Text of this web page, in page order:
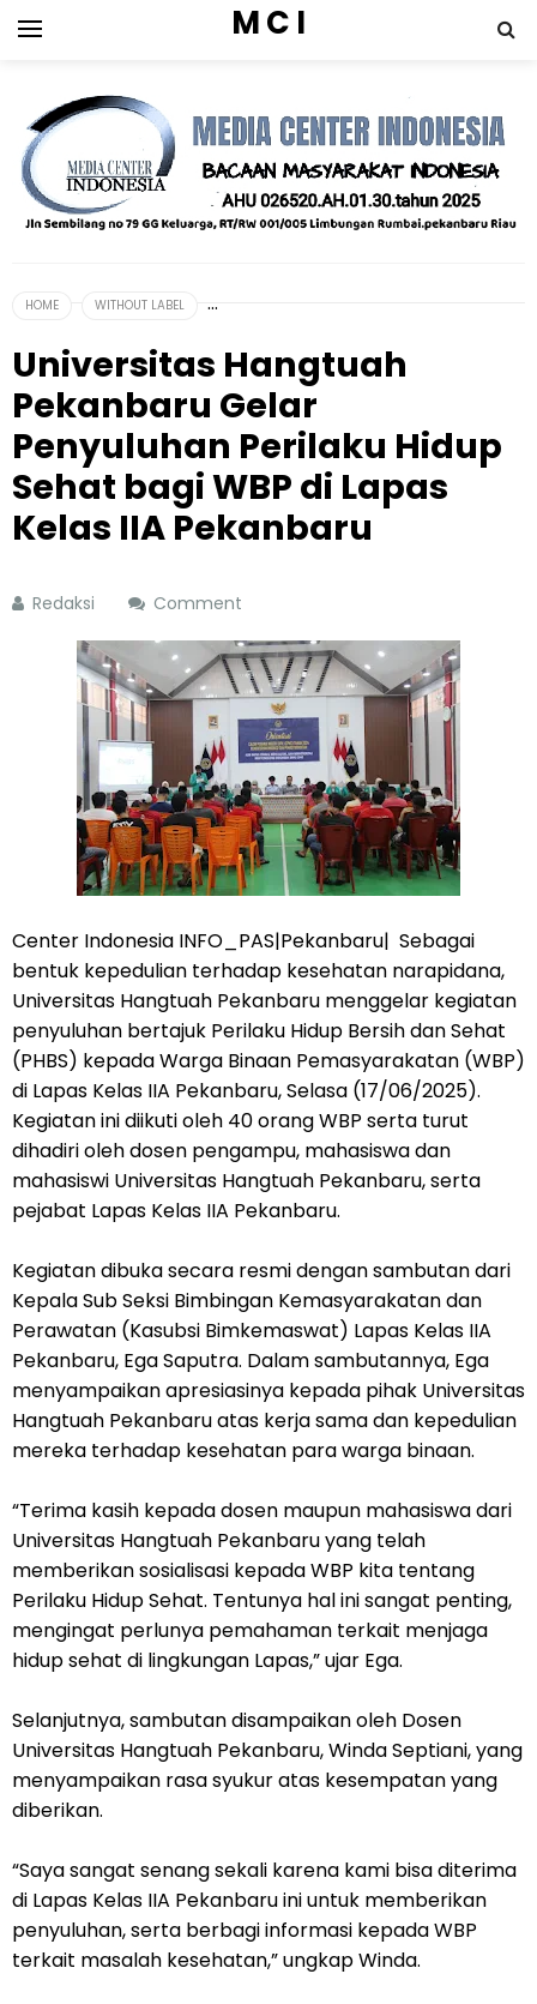
M C I
HOME WITHOUT LABEL
Universitas Hangtuah
Pekanbaru Gelar
Penyuluhan Perilaku Hidup
Sehat bagi WBP di Lapas
Kelas IIA Pekanbaru
Redaksi Comment
Center Indonesia INFO_PAS|Pekanbaru| Sebagai
bentuk kepedulian terhadap kesehatan narapidana,
Universitas Hangtuah Pekanbaru menggelar kegiatan
penyuluhan bertajuk Perilaku Hidup Bersih dan Sehat
(PHBS) kepada Warga Binaan Pemasyarakatan (WBP)
di Lapas Kelas IIA Pekanbaru, Selasa (17/06/2025).
Kegiatan ini diikuti oleh 40 orang WBP serta turut
dihadiri oleh dosen pengampu, mahasiswa dan
mahasiswi Universitas Hangtuah Pekanbaru, serta
pejabat Lapas Kelas IIA Pekanbaru.
Kegiatan dibuka secara resmi dengan sambutan dari
Kepala Sub Seksi Bimbingan Kemasyarakatan dan
Perawatan (Kasubsi Bimkemaswat) Lapas Kelas IIA
Pekanbaru, Ega Saputra. Dalam sambutannya, Ega
menyampaikan apresiasinya kepada pihak Universitas
Hangtuah Pekanbaru atas kerja sama dan kepedulian
mereka terhadap kesehatan para warga binaan.
“Terima kasih kepada dosen maupun mahasiswa dari
Universitas Hangtuah Pekanbaru yang telah
memberikan sosialisasi kepada WBP kita tentang
Perilaku Hidup Sehat. Tentunya hal ini sangat penting,
mengingat perlunya pemahaman terkait menjaga
hidup sehat di lingkungan Lapas,” ujar Ega.
Selanjutnya, sambutan disampaikan oleh Dosen
Universitas Hangtuah Pekanbaru, Winda Septiani, yang
menyampaikan rasa syukur atas kesempatan yang
diberikan.
“Saya sangat senang sekali karena kami bisa diterima
di Lapas Kelas IIA Pekanbaru ini untuk memberikan
penyuluhan, serta berbagi informasi kepada WBP
terkait masalah kesehatan,” ungkap Winda.